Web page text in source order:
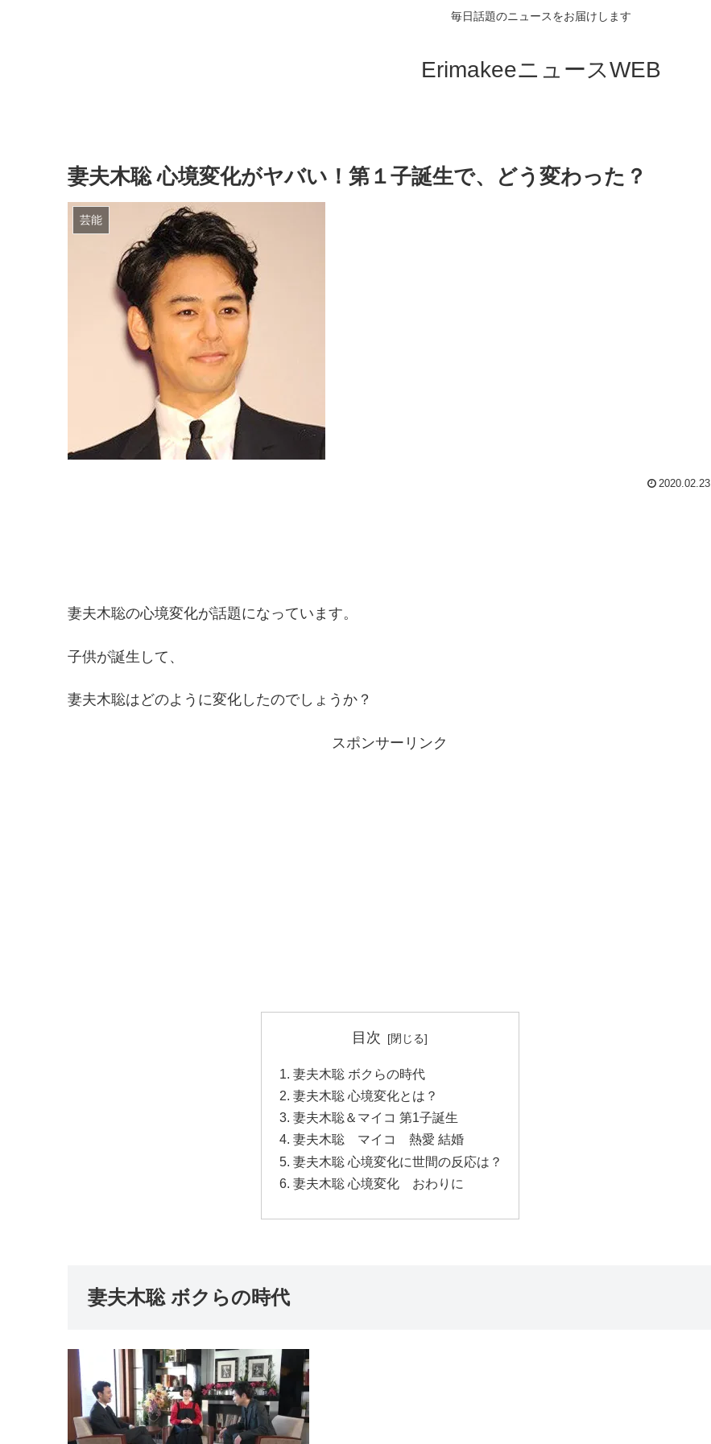
毎日話題のニュースをお届けします
ErimakeeニュースWEB
妻夫木聡 心境変化がヤバい！第１子誕生で、どう変わった？
芸能
2020.02.23
妻夫木聡の心境変化が話題になっています。
子供が誕生して、
妻夫木聡はどのように変化したのでしょうか？
スポンサーリンク
目次
妻夫木聡 ボクらの時代
妻夫木聡 心境変化とは？
妻夫木聡＆マイコ 第1子誕生
妻夫木聡 マイコ 熱愛 結婚
妻夫木聡 心境変化に世間の反応は？
妻夫木聡 心境変化 おわりに
妻夫木聡 ボクらの時代